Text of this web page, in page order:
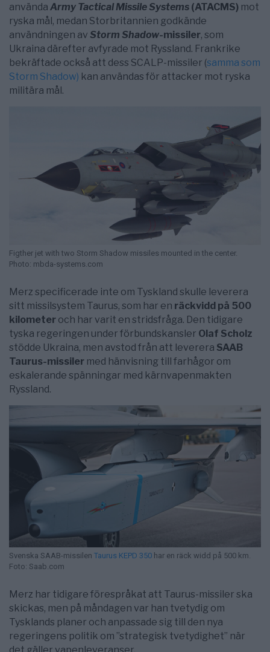
använda Army Tactical Missile Systems (ATACMS) mot
ryska mål, medan Storbritannien godkände
användningen av Storm Shadow-missiler, som
Ukraina därefter avfyrade mot Ryssland. Frankrike
bekräftade också att dess SCALP-missiler (samma som
Storm Shadow) kan användas för attacker mot ryska
militära mål.
Figther jet with two Storm Shadow missiles mounted in the center.
Photo: mbda-systems.com
Merz specificerade inte om Tyskland skulle leverera
sitt missilsystem Taurus, som har en räckvidd på 500
kilometer och har varit en stridsfråga. Den tidigare
tyska regeringen under förbundskansler Olaf Scholz
stödde Ukraina, men avstod från att leverera SAAB
Taurus-missiler med hänvisning till farhågor om
eskalerande spänningar med kärnvapenmakten
Ryssland.
Svenska SAAB-missilen Taurus KEPD 350 har en räck widd på 500 km.
Foto: Saab.com
Merz har tidigare förespråkat att Taurus-missiler ska
skickas, men på måndagen var han tvetydig om
Tysklands planer och anpassade sig till den nya
regeringens politik om ”strategisk tvetydighet” när